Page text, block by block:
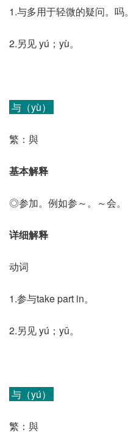
1.与多用于轻微的疑问。吗。
2.另见 yú；yù。
与（yù）
繁：與
基本解释
◎参加。例如参～。～会。
详细解释
动词
1.参与take part in。
2.另见 yú；yǔ。
与（yú）
繁：與